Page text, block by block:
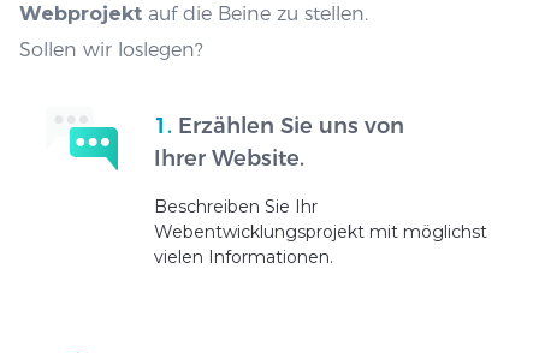
Webprojekt auf die Beine zu stellen.
Sollen wir loslegen?
1. Erzählen Sie uns von
Ihrer Website.
Beschreiben Sie Ihr
Webentwicklungsprojekt mit möglichst
vielen Informationen.